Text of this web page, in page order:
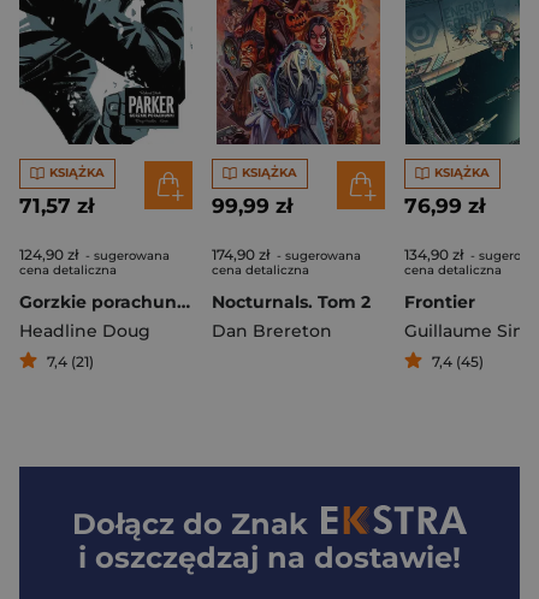
KSIĄŻKA
71,57 zł
124,90 zł - sugerowana
cena detaliczna
Gorzkie porachunki. Parker
Headline Doug
7,4 (21)
KSIĄŻKA
99,99 zł
174,90 zł - sugerowana
cena detaliczna
Nocturnals. Tom 2
Dan Brereton
KSIĄŻKA
76,99 zł
134,90 zł -
cena detaliczna
Frontier
Guillaume
7,4 (45)
Dołącz do Znak
i oszczędzaj na dostawie!